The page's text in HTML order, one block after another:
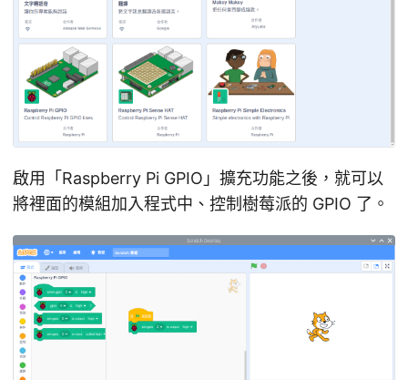
啟用「Raspberry Pi GPIO」擴充功能之後，就可以
將裡面的模組加入程式中、控制樹莓派的 GPIO 了。